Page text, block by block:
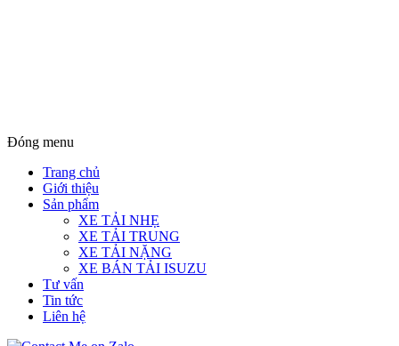
Đóng menu
Trang chủ
Giới thiệu
Sản phẩm
XE TẢI NHẸ
XE TẢI TRUNG
XE TẢI NẶNG
XE BÁN TẢI ISUZU
Tư vấn
Tin tức
Liên hệ